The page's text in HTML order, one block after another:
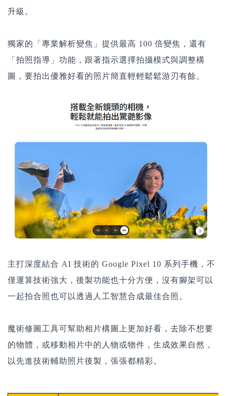
升級。
獨家的「專業解析變焦」提供最高 100 倍變焦，還有
「拍照指導」功能，跟著指示選擇拍攝模式與調整構
圖，要拍出優雅好看的照片簡直輕輕鬆鬆游刃有餘。
主打深度結合 AI 技術的 Google Pixel 10 系列手機，不
僅運算技術強大，後製功能也十分方便，沒有腳架可以
一起拍合照也可以透過人工智慧合成最佳合照。
魔術修圖工具可幫助相片構圖上更加好看，去除不想要
的物體，或移動相片中的人物或物件，生成效果自然，
以先進技術輔助照片後製，張張都精彩。